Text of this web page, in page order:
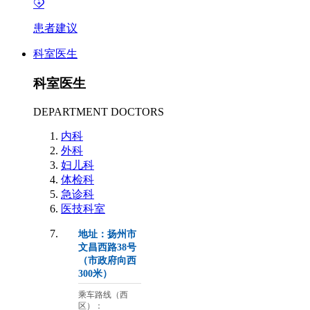
患者建议
科室医生
科室医生
DEPARTMENT DOCTORS
内科
外科
妇儿科
体检科
急诊科
医技科室
地址：扬州市
文昌西路38号
（市政府向西
300米）
乘车路线（西
区）：